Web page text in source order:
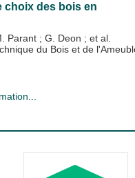
choix des bois en
Parant ; G. Deon ; et al.
du Bois et de